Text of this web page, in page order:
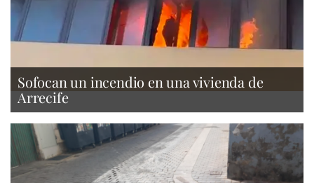
Sofocan un incendio en una vivienda de
Arrecife